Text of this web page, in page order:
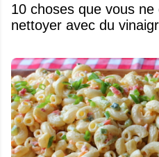
10 choses que vous ne
nettoyer avec du